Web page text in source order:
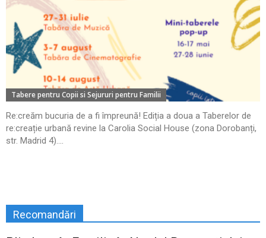
Tabere pentru Copii si Sejururi pentru Familii
Re:creăm bucuria de a fi împreună! Ediția a doua a Taberelor de
re:creație urbană revine la Carolia Social House (zona Dorobanți,
str. Madrid 4)....
Recomandări